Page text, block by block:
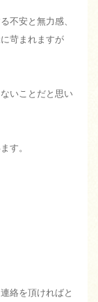
不安と無力感、
苛まれますが
いことだと思い
す。
絡を頂ければと